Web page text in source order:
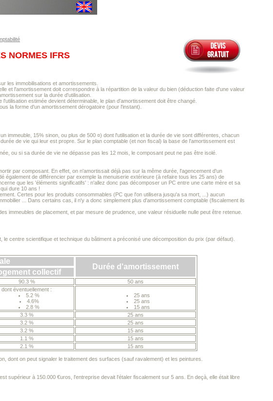
NORMES IFRS
les immobilisations et amortissements.
et l'amortissement doit correspondre à la répartition de la valeur du bien (déduction faite d'une valeur
sur la durée d'utilisation.
estimée devient déterminable, le plan d'amortissement doit être changé.
la forme d'un amortissement dérogatoire (pour l'instant).
immeuble, 15% sinon, ou plus de 500 ¤) dont l'utilisation et la durée de vie sont différentes, chacun
de vie qui leur est propre. Sur le plan comptable (et non fiscal) la base de l'amortissement est
ou si sa durée de vie ne dépasse pas les 12 mois, le composant peut ne pas être isolé.
par composant. En effet, on n'amortissait déjà pas sur la même durée, l'agencement d'un
de différencier par exemple la menuiserie extérieure (à refaire tous les 25 ans) de
que les 'éléments significatifs' : n'allez donc pas décomposer un PC entre une carte mère et sa
dure 10 ans !
Certes pour les produits consommables (PC que l'on utilisera jusqu'a sa mort, ...) aucun
... Dans certains cas, il n'y a donc simplement plus d'amortissement comptable (fiscalement ils
immeubles de placement, et par mesure de prudence, une valeur résiduelle nulle peut être retenue.
centre scientifique et technique du bâtiment a préconisé une décomposition du prix (par défaut).
Durée d'amortissement
collectif
90.3 %
50 ans
dont éventuellement :
5.2 %
4.6%
2.8 %
25 ans
25 ans
15 ans
3.3 %
25 ans
3.2 %
25 ans
3.2 %
15 ans
1.1 %
15 ans
2.1 % 15 ans
dont on peut signaler le traitement des surfaces (sauf ravalement) et les peintures.
supérieur à 150.000 €uros, l'entreprise devait l'étaler fiscalement sur 5 ans. En deçà, elle était libre